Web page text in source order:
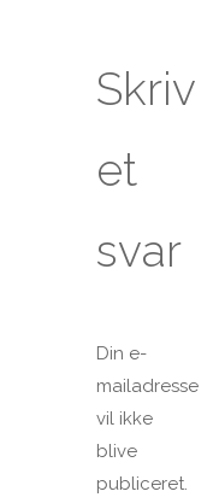
Skriv
et
svar
Din e-
mailadresse
vil ikke
blive
publiceret.